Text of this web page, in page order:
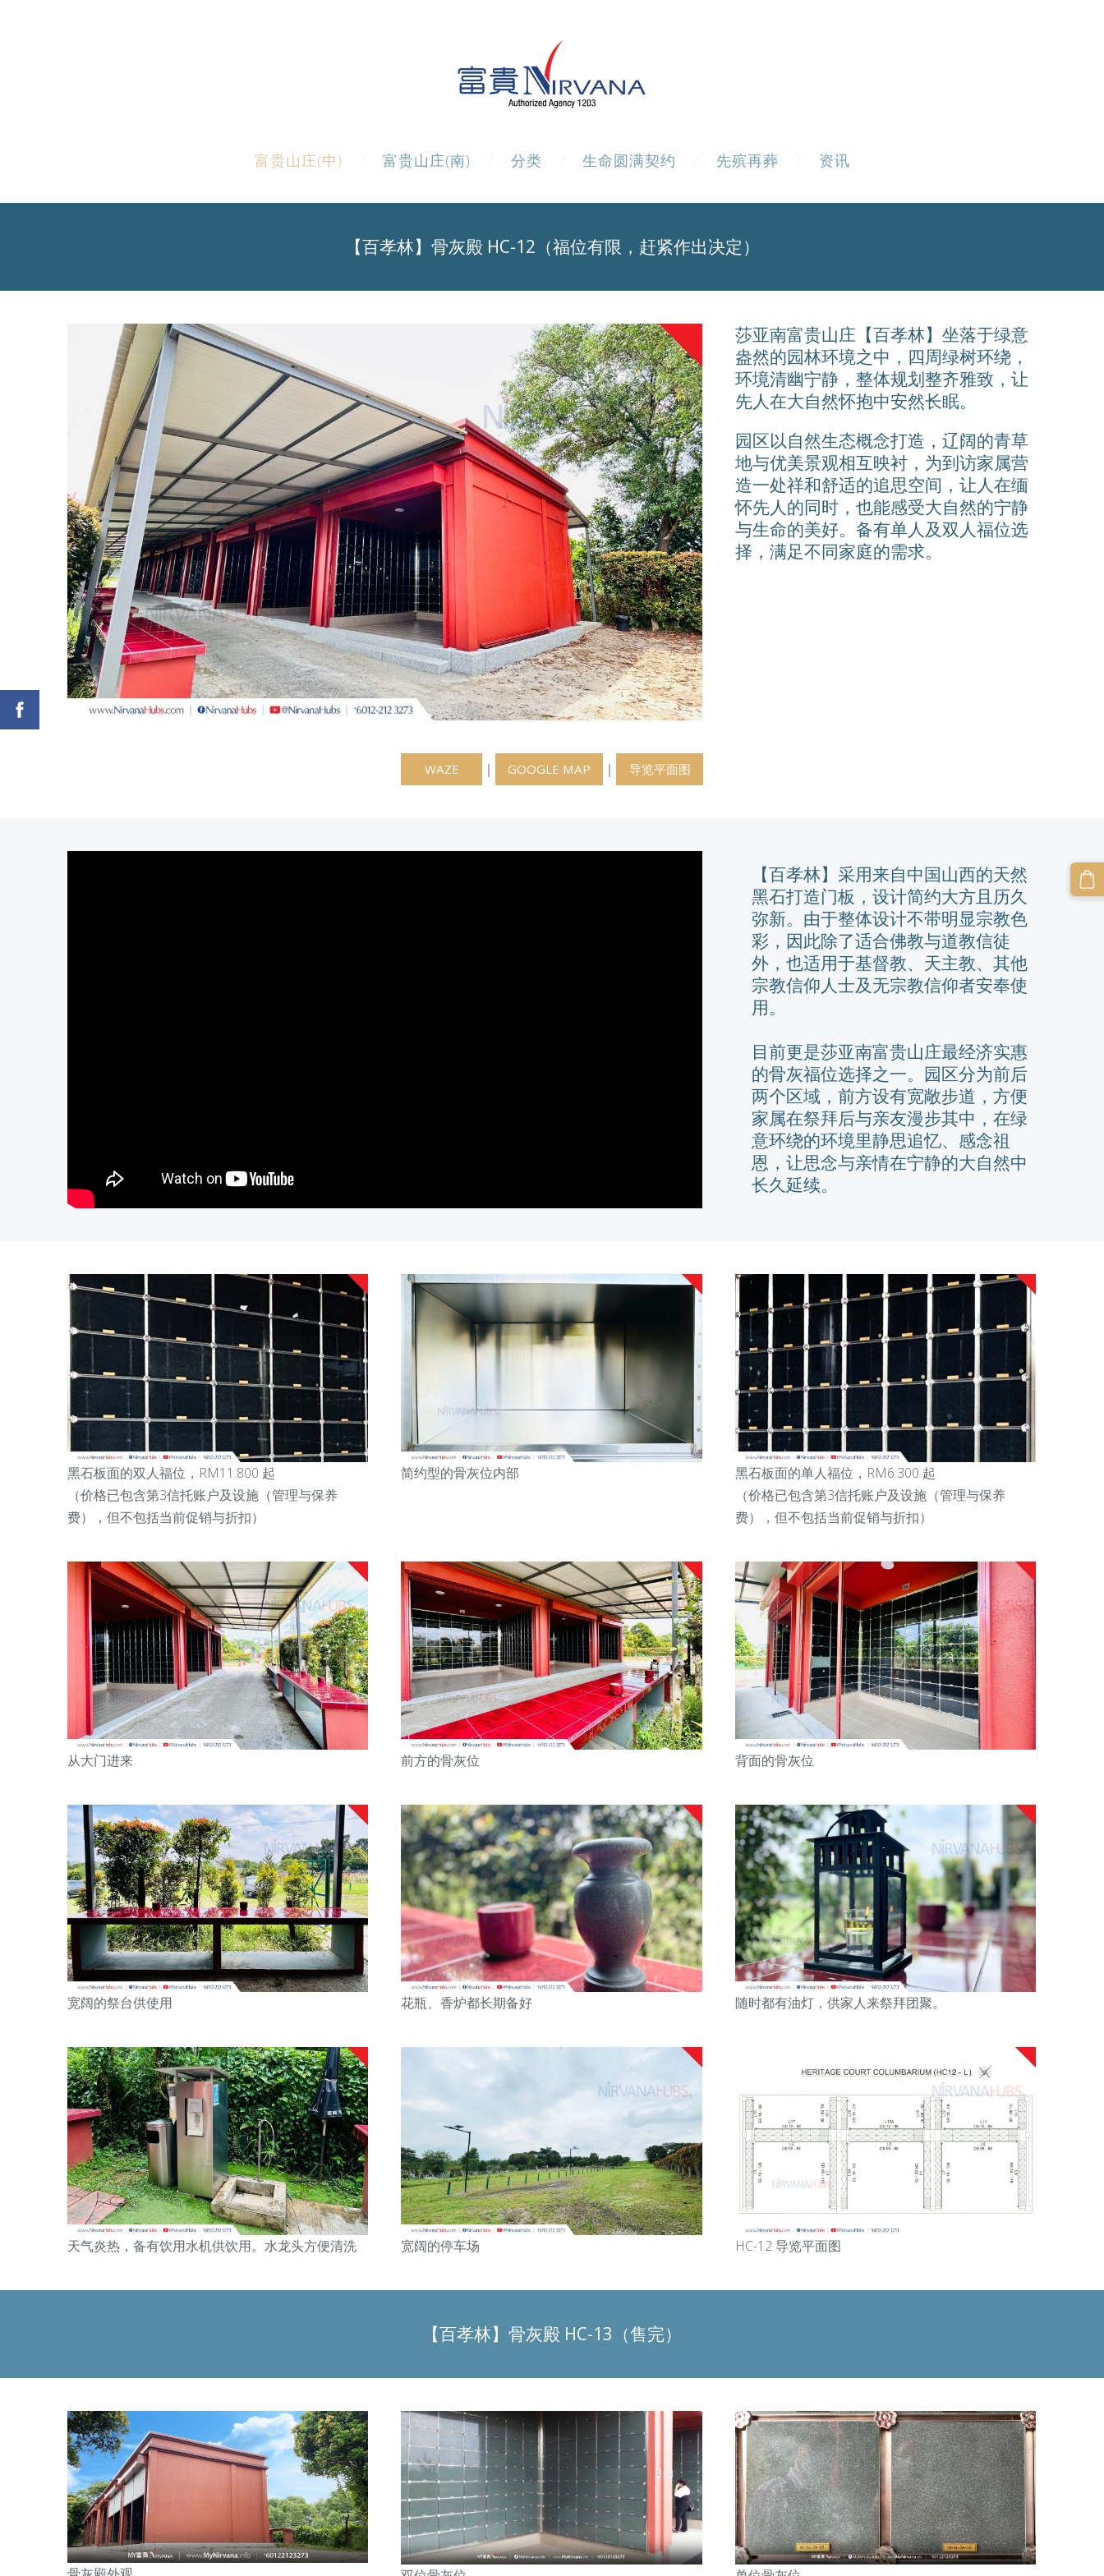
富贵山庄(中) 富贵山庄(南) 分类 生命圆满契约 先殡再葬 资讯
【百孝林】骨灰殿 HC-12（福位有限，赶紧作出决定）
莎亚南富贵山庄【百孝林】坐落于绿意
盎然的园林环境之中，四周绿树环绕，
环境清幽宁静，整体规划整齐雅致，让
先人在大自然怀抱中安然长眠。
园区以自然生态概念打造，辽阔的青草
地与优美景观相互映衬，为到访家属营
造一处祥和舒适的追思空间，让人在缅
怀先人的同时，也能感受大自然的宁静
与生命的美好。备有单人及双人福位选
择，满足不同家庭的需求。
WAZE ｜ GOOGLE MAP ｜ 导览平面图
【百孝林】采用来自中国山西的天然
黑石打造门板，设计简约大方且历久
弥新。由于整体设计不带明显宗教色
彩，因此除了适合佛教与道教信徒
外，也适用于基督教、天主教、其他
宗教信仰人士及无宗教信仰者安奉使
用。
目前更是莎亚南富贵山庄最经济实惠
的骨灰福位选择之一。园区分为前后
两个区域，前方设有宽敞步道，方便
家属在祭拜后与亲友漫步其中，在绿
意环绕的环境里静思追忆、感念祖
恩，让思念与亲情在宁静的大自然中
长久延续。
黑石板面的双人福位，RM11.800 起
（价格已包含第3信托账户及设施（管理与保养
费），但不包括当前促销与折扣）
简约型的骨灰位内部
黑石板面的单人福位，RM6.300 起
（价格已包含第3信托账户及设施（管理与保养
费），但不包括当前促销与折扣）
从大门进来 前方的骨灰位 背面的骨灰位
宽阔的祭台供使用 花瓶、香炉都长期备好 随时都有油灯，供家人来祭拜团聚。
天气炎热，备有饮用水机供饮用。水龙头方便清洗 宽阔的停车场 HC-12 导览平面图
【百孝林】骨灰殿 HC-13（售完）